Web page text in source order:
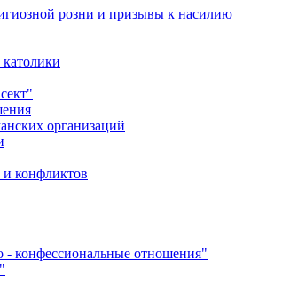
розни и призывы к насилию
организаций
конфликтов
- конфессиональные отношения"